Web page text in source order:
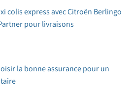
colis express avec Citroën Berlingo
pour livraisons
la bonne assurance pour un